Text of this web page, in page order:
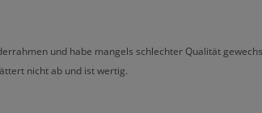
und habe mangels schlechter Qualität
nicht ab und ist wertig.